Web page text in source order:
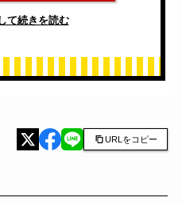
て続きを読む
URLをコピー